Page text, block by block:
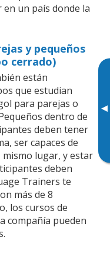
▸
un país donde la
y pequeños
cerrado)
están
que estudian
para parejas o
dentro de
deben tener
ser capaces de
lugar, y estar
deben
Trainers te
más de 8
los cursos de
compañía pueden